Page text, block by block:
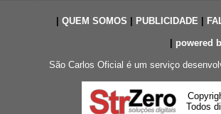
QUEM SOMOS PUBLICIDADE|
powered
São Carlos Oficial é um serviço
Todos